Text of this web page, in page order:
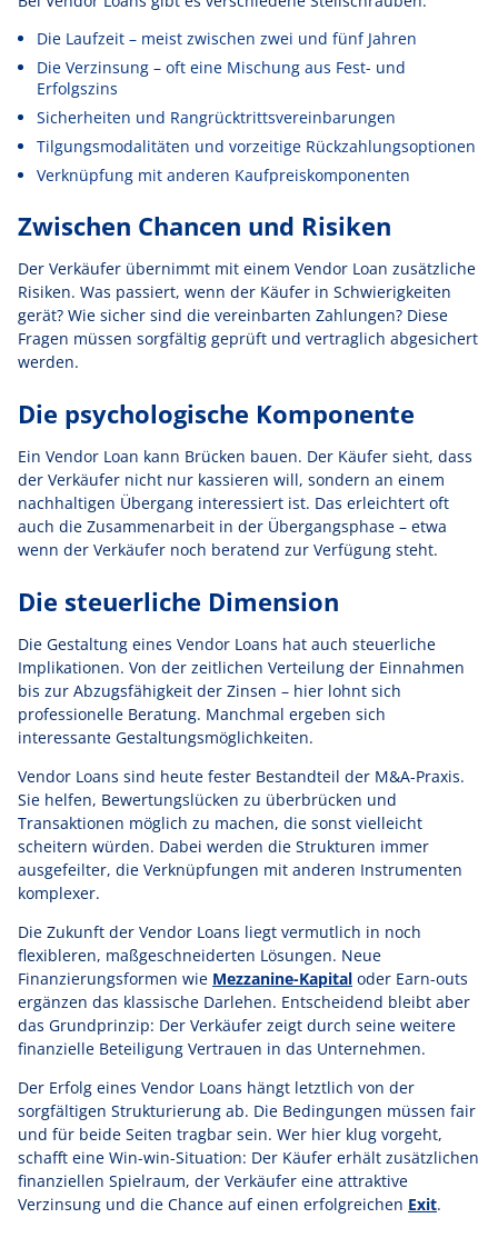
Die Laufzeit – meist zwischen zwei und fünf Jahren
Die Verzinsung – oft eine Mischung aus Fest- und
Erfolgszins
Sicherheiten und Rangrücktrittsvereinbarungen
Tilgungsmodalitäten und vorzeitige Rückzahlungsoptionen
Verknüpfung mit anderen Kaufpreiskomponenten
Zwischen Chancen und Risiken
Der Verkäufer übernimmt mit einem Vendor Loan zusätzliche
Risiken. Was passiert, wenn der Käufer in Schwierigkeiten
gerät? Wie sicher sind die vereinbarten Zahlungen? Diese
Fragen müssen sorgfältig geprüft und vertraglich abgesichert
werden.
Die psychologische Komponente
Ein Vendor Loan kann Brücken bauen. Der Käufer sieht, dass
der Verkäufer nicht nur kassieren will, sondern an einem
nachhaltigen Übergang interessiert ist. Das erleichtert oft
auch die Zusammenarbeit in der Übergangsphase – etwa
wenn der Verkäufer noch beratend zur Verfügung steht.
Die steuerliche Dimension
Die Gestaltung eines Vendor Loans hat auch steuerliche
Implikationen. Von der zeitlichen Verteilung der Einnahmen
bis zur Abzugsfähigkeit der Zinsen – hier lohnt sich
professionelle Beratung. Manchmal ergeben sich
interessante Gestaltungsmöglichkeiten.
Vendor Loans sind heute fester Bestandteil der M&A-Praxis.
Sie helfen, Bewertungslücken zu überbrücken und
Transaktionen möglich zu machen, die sonst vielleicht
scheitern würden. Dabei werden die Strukturen immer
ausgefeilter, die Verknüpfungen mit anderen Instrumenten
komplexer.
Die Zukunft der Vendor Loans liegt vermutlich in noch
flexibleren, maßgeschneiderten Lösungen. Neue
Finanzierungsformen wie Mezzanine-Kapital oder Earn-outs
ergänzen das klassische Darlehen. Entscheidend bleibt aber
das Grundprinzip: Der Verkäufer zeigt durch seine weitere
finanzielle Beteiligung Vertrauen in das Unternehmen.
Der Erfolg eines Vendor Loans hängt letztlich von der
sorgfältigen Strukturierung ab. Die Bedingungen müssen fair
und für beide Seiten tragbar sein. Wer hier klug vorgeht,
schafft eine Win-win-Situation: Der Käufer erhält zusätzlichen
finanziellen Spielraum, der Verkäufer eine attraktive
Verzinsung und die Chance auf einen erfolgreichen Exit.